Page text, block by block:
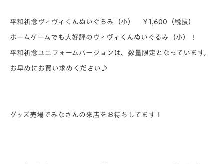
平和祈念ヴィヴィくんぬいぐるみ（小） ￥1,600（税抜）
ホームゲームでも大好評のヴィヴィくんぬいぐるみ（小）！
平和祈念ユニフォームバージョンは、数量限定となっています。
お早めにお買い求めください♪
グッズ売場でみなさんの来店をお待ちしてます！